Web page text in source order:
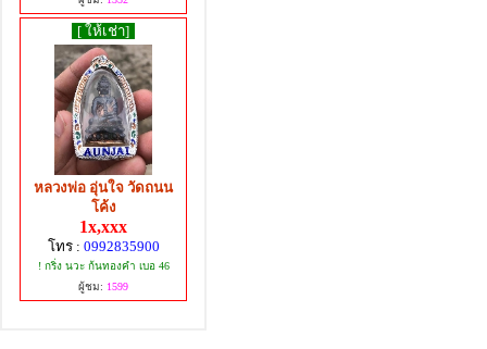
[ ให้เช่า]
หลวงพ่อ อุ่นใจ วัดถนน
โค้ง
1x,xxx
โทร : 0992835900
! กริ่ง นวะ ก้นทองคำ เบอ 46
ผู้ชม: 1599